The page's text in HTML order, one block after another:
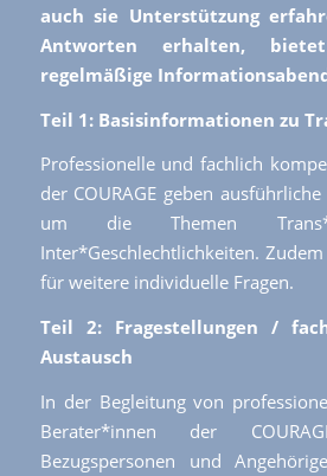
auch sie Unterstützung
Antworten erhalten,
regelmäßige
Teil 1: Basisinformationen zu
Professionelle und fachlich
der COURAGE geben
um die Themen
Inter*Geschlechtlichkeiten.
für weitere individuelle Fragen.
Teil 2: Fragestellungen /
Austausch
In der Begleitung von
Berater*innen der
Bezugspersonen und